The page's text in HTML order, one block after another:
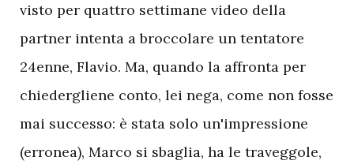
visto per quattro settimane video della
partner intenta a broccolare un tentatore
24enne, Flavio. Ma, quando la affronta per
chiedergliene conto, lei nega, come non fosse
mai successo: è stata solo un'impressione
(erronea), Marco si sbaglia, ha le traveggole,